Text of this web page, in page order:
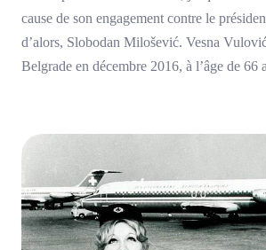
cause de son engagement contre le
d’alors, Slobodan Milošević. Vesna
Belgrade en décembre 2016, à l’âge de 66